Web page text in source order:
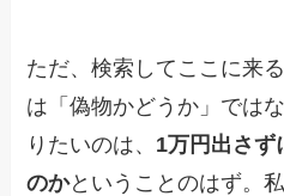
ただ、検索してここに来
は「偽物かどうか」では
りたいのは、 1万円出さず
のかということのはず。